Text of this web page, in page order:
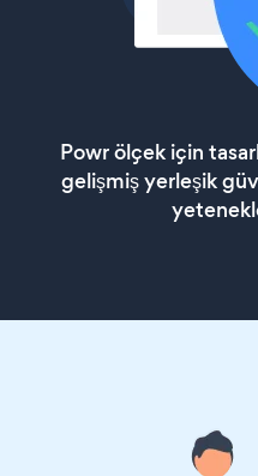
Powr ölçek için
gelişmiş yerleşik